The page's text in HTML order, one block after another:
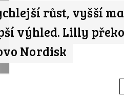
růst, vyšší
výhled. Lilly
Nordisk